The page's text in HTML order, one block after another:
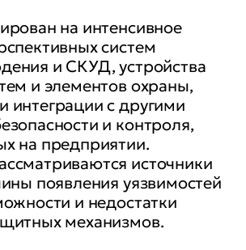
на интенсивное
систем
и СКУД, устройства
и элементов охраны,
интеграции с другими
и контроля,
на предприятии.
источники
появления уязвимостей
и недостатки
механизмов.